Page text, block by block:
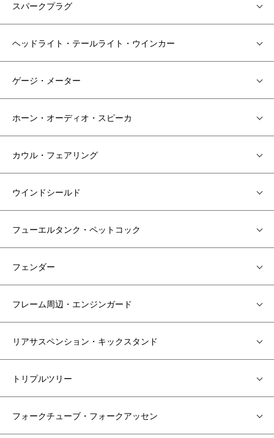
スパークプラグ
ヘッドライト・テールライト・ウインカー
ゲージ・メーター
ホーン・オーディオ・スピーカ
カウル・フェアリング
ウインドシールド
フューエルタンク・ペットコック
フェンダー
フレーム周辺・エンジンガード
リアサスペンション・キックスタンド
トリプルツリー
フォークチューブ・フォークアッセン